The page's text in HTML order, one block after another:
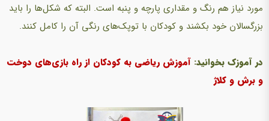
مورد نیاز هم رنگ و مقداری پارچه و پنبه است. البته که شکل‌ها را باید
بزرگسالان خود بکشند و کودکان با توپک‌های رنگی آن را کامل کنند.
در آموزک بخوانید: آموزش ریاضی به کودکان از راه بازی‌های دوخت
و برش و کلاژ